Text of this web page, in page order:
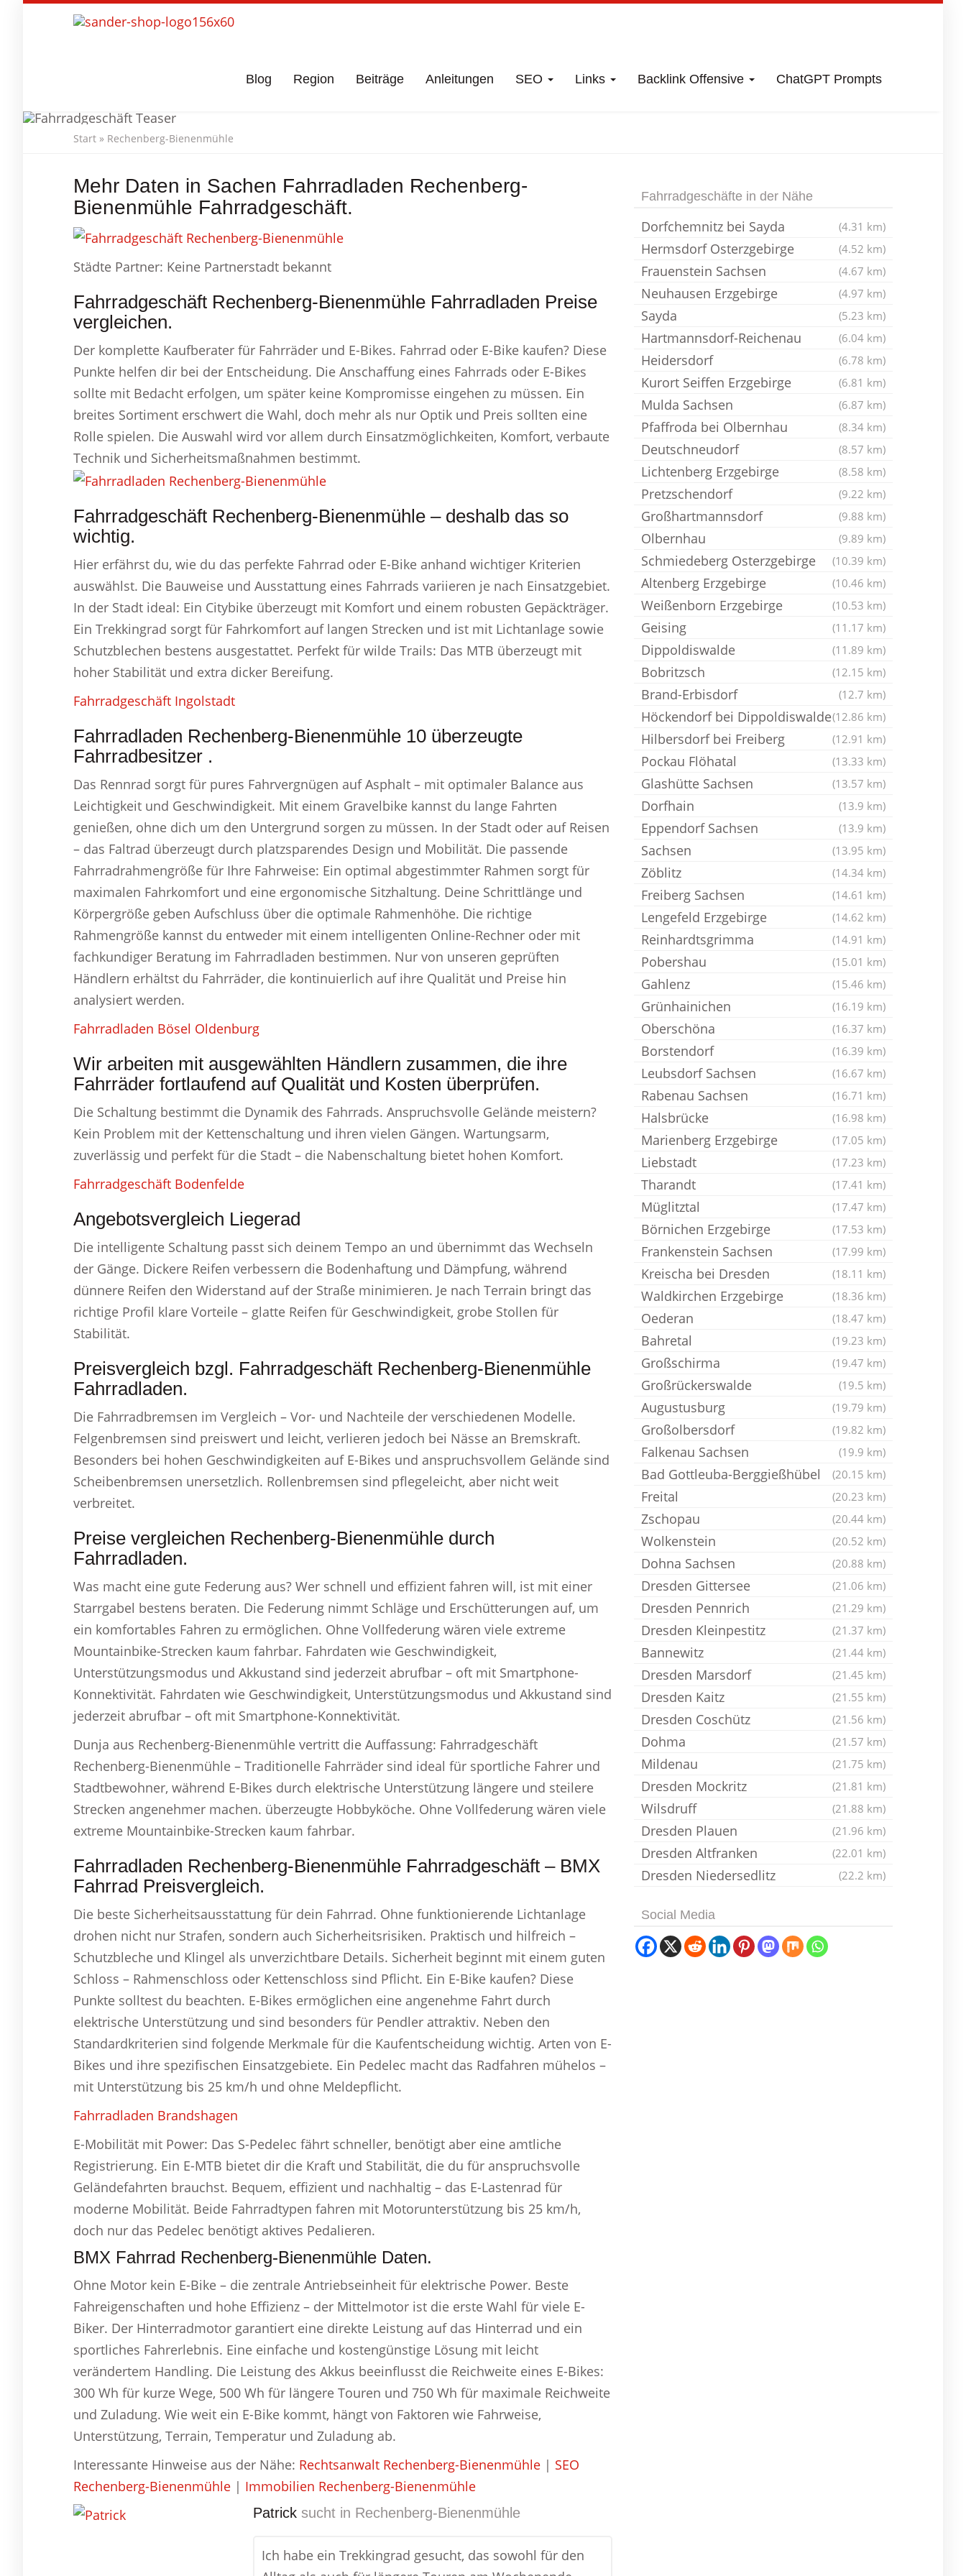
Blog Region Beiträge Anleitungen SEO Links Backlink Offensive ChatGPT Prompts
Fahrradladen
Start » Rechenberg-Bienenmühle
Mehr Daten in Sachen Fahrradladen Rechenberg-
Bienenmühle Fahrradgeschäft.
Städte Partner: Keine Partnerstadt bekannt
Fahrradgeschäft Rechenberg-Bienenmühle Fahrradladen Preise
vergleichen.
Der komplette Kaufberater für Fahrräder und E-Bikes. Fahrrad oder E-Bike kaufen? Diese
Punkte helfen dir bei der Entscheidung. Die Anschaffung eines Fahrrads oder E-Bikes
sollte mit Bedacht erfolgen, um später keine Kompromisse eingehen zu müssen. Ein
breites Sortiment erschwert die Wahl, doch mehr als nur Optik und Preis sollten eine
Rolle spielen. Die Auswahl wird vor allem durch Einsatzmöglichkeiten, Komfort, verbaute
Technik und Sicherheitsmaßnahmen bestimmt.
Fahrradgeschäft Rechenberg-Bienenmühle – deshalb das so
wichtig.
Hier erfährst du, wie du das perfekte Fahrrad oder E-Bike anhand wichtiger Kriterien
auswählst. Die Bauweise und Ausstattung eines Fahrrads variieren je nach Einsatzgebiet.
In der Stadt ideal: Ein Citybike überzeugt mit Komfort und einem robusten Gepäckträger.
Ein Trekkingrad sorgt für Fahrkomfort auf langen Strecken und ist mit Lichtanlage sowie
Schutzblechen bestens ausgestattet. Perfekt für wilde Trails: Das MTB überzeugt mit
hoher Stabilität und extra dicker Bereifung.
Fahrradgeschäft Ingolstadt
Fahrradladen Rechenberg-Bienenmühle 10 überzeugte
Fahrradbesitzer .
Das Rennrad sorgt für pures Fahrvergnügen auf Asphalt – mit optimaler Balance aus
Leichtigkeit und Geschwindigkeit. Mit einem Gravelbike kannst du lange Fahrten
genießen, ohne dich um den Untergrund sorgen zu müssen. In der Stadt oder auf Reisen
– das Faltrad überzeugt durch platzsparendes Design und Mobilität. Die passende
Fahrradrahmengröße für Ihre Fahrweise: Ein optimal abgestimmter Rahmen sorgt für
maximalen Fahrkomfort und eine ergonomische Sitzhaltung. Deine Schrittlänge und
Körpergröße geben Aufschluss über die optimale Rahmenhöhe. Die richtige
Rahmengröße kannst du entweder mit einem intelligenten Online-Rechner oder mit
fachkundiger Beratung im Fahrradladen bestimmen. Nur von unseren geprüften
Händlern erhältst du Fahrräder, die kontinuierlich auf ihre Qualität und Preise hin
analysiert werden.
Fahrradladen Bösel Oldenburg
Wir arbeiten mit ausgewählten Händlern zusammen, die ihre
Fahrräder fortlaufend auf Qualität und Kosten überprüfen.
Die Schaltung bestimmt die Dynamik des Fahrrads. Anspruchsvolle Gelände meistern?
Kein Problem mit der Kettenschaltung und ihren vielen Gängen. Wartungsarm,
zuverlässig und perfekt für die Stadt – die Nabenschaltung bietet hohen Komfort.
Fahrradgeschäft Bodenfelde
Angebotsvergleich Liegerad
Die intelligente Schaltung passt sich deinem Tempo an und übernimmt das Wechseln
der Gänge. Dickere Reifen verbessern die Bodenhaftung und Dämpfung, während
dünnere Reifen den Widerstand auf der Straße minimieren. Je nach Terrain bringt das
richtige Profil klare Vorteile – glatte Reifen für Geschwindigkeit, grobe Stollen für
Stabilität.
Preisvergleich bzgl. Fahrradgeschäft Rechenberg-Bienenmühle
Fahrradladen.
Die Fahrradbremsen im Vergleich – Vor- und Nachteile der verschiedenen Modelle.
Felgenbremsen sind preiswert und leicht, verlieren jedoch bei Nässe an Bremskraft.
Besonders bei hohen Geschwindigkeiten auf E-Bikes und anspruchsvollem Gelände sind
Scheibenbremsen unersetzlich. Rollenbremsen sind pflegeleicht, aber nicht weit
verbreitet.
Preise vergleichen Rechenberg-Bienenmühle durch
Fahrradladen.
Was macht eine gute Federung aus? Wer schnell und effizient fahren will, ist mit einer
Starrgabel bestens beraten. Die Federung nimmt Schläge und Erschütterungen auf, um
ein komfortables Fahren zu ermöglichen. Ohne Vollfederung wären viele extreme
Mountainbike-Strecken kaum fahrbar. Fahrdaten wie Geschwindigkeit,
Unterstützungsmodus und Akkustand sind jederzeit abrufbar – oft mit Smartphone-
Konnektivität. Fahrdaten wie Geschwindigkeit, Unterstützungsmodus und Akkustand sind
jederzeit abrufbar – oft mit Smartphone-Konnektivität.
Dunja aus Rechenberg-Bienenmühle vertritt die Auffassung: Fahrradgeschäft
Rechenberg-Bienenmühle – Traditionelle Fahrräder sind ideal für sportliche Fahrer und
Stadtbewohner, während E-Bikes durch elektrische Unterstützung längere und steilere
Strecken angenehmer machen. überzeugte Hobbyköche. Ohne Vollfederung wären viele
extreme Mountainbike-Strecken kaum fahrbar.
Fahrradladen Rechenberg-Bienenmühle Fahrradgeschäft – BMX
Fahrrad Preisvergleich.
Die beste Sicherheitsausstattung für dein Fahrrad. Ohne funktionierende Lichtanlage
drohen nicht nur Strafen, sondern auch Sicherheitsrisiken. Praktisch und hilfreich –
Schutzbleche und Klingel als unverzichtbare Details. Sicherheit beginnt mit einem guten
Schloss – Rahmenschloss oder Kettenschloss sind Pflicht. Ein E-Bike kaufen? Diese
Punkte solltest du beachten. E-Bikes ermöglichen eine angenehme Fahrt durch
elektrische Unterstützung und sind besonders für Pendler attraktiv. Neben den
Standardkriterien sind folgende Merkmale für die Kaufentscheidung wichtig. Arten von E-
Bikes und ihre spezifischen Einsatzgebiete. Ein Pedelec macht das Radfahren mühelos –
mit Unterstützung bis 25 km/h und ohne Meldepflicht.
Fahrradladen Brandshagen
E-Mobilität mit Power: Das S-Pedelec fährt schneller, benötigt aber eine amtliche
Registrierung. Ein E-MTB bietet dir die Kraft und Stabilität, die du für anspruchsvolle
Geländefahrten brauchst. Bequem, effizient und nachhaltig – das E-Lastenrad für
moderne Mobilität. Beide Fahrradtypen fahren mit Motorunterstützung bis 25 km/h,
doch nur das Pedelec benötigt aktives Pedalieren.
BMX Fahrrad Rechenberg-Bienenmühle Daten.
Ohne Motor kein E-Bike – die zentrale Antriebseinheit für elektrische Power. Beste
Fahreigenschaften und hohe Effizienz – der Mittelmotor ist die erste Wahl für viele E-
Biker. Der Hinterradmotor garantiert eine direkte Leistung auf das Hinterrad und ein
sportliches Fahrerlebnis. Eine einfache und kostengünstige Lösung mit leicht
verändertem Handling. Die Leistung des Akkus beeinflusst die Reichweite eines E-Bikes:
300 Wh für kurze Wege, 500 Wh für längere Touren und 750 Wh für maximale Reichweite
und Zuladung. Wie weit ein E-Bike kommt, hängt von Faktoren wie Fahrweise,
Unterstützung, Terrain, Temperatur und Zuladung ab.
Interessante Hinweise aus der Nähe: Rechtsanwalt Rechenberg-Bienenmühle | SEO
Rechenberg-Bienenmühle | Immobilien Rechenberg-Bienenmühle
Patrick sucht in Rechenberg-Bienenmühle
Ich habe ein Trekkingrad gesucht, das sowohl für den
Fahrradgeschäfte in der Nähe
Dorfchemnitz bei Sayda (4.31 km)
Hermsdorf Osterzgebirge (4.52 km)
Frauenstein Sachsen (4.67 km)
Neuhausen Erzgebirge (4.97 km)
Sayda (5.23 km)
Hartmannsdorf-Reichenau (6.04 km)
Heidersdorf (6.78 km)
Kurort Seiffen Erzgebirge (6.81 km)
Mulda Sachsen (6.87 km)
Pfaffroda bei Olbernhau (8.34 km)
Deutschneudorf (8.57 km)
Lichtenberg Erzgebirge (8.58 km)
Pretzschendorf (9.22 km)
Großhartmannsdorf (9.88 km)
Olbernhau (9.89 km)
Schmiedeberg Osterzgebirge (10.39 km)
Altenberg Erzgebirge (10.46 km)
Weißenborn Erzgebirge (10.53 km)
Geising (11.17 km)
Dippoldiswalde (11.89 km)
Bobritzsch (12.15 km)
Brand-Erbisdorf (12.7 km)
Höckendorf bei Dippoldiswalde(12.86 km)
Hilbersdorf bei Freiberg (12.91 km)
Pockau Flöhatal (13.33 km)
Glashütte Sachsen (13.57 km)
Dorfhain (13.9 km)
Eppendorf Sachsen (13.9 km)
Sachsen (13.95 km)
Zöblitz (14.34 km)
Freiberg Sachsen (14.61 km)
Lengefeld Erzgebirge (14.62 km)
Reinhardtsgrimma (14.91 km)
Pobershau (15.01 km)
Gahlenz (15.46 km)
Grünhainichen (16.19 km)
Oberschöna (16.37 km)
Borstendorf (16.39 km)
Leubsdorf Sachsen (16.67 km)
Rabenau Sachsen (16.71 km)
Halsbrücke (16.98 km)
Marienberg Erzgebirge (17.05 km)
Liebstadt (17.23 km)
Tharandt (17.41 km)
Müglitztal (17.47 km)
Börnichen Erzgebirge (17.53 km)
Frankenstein Sachsen (17.99 km)
Kreischa bei Dresden (18.11 km)
Waldkirchen Erzgebirge (18.36 km)
Oederan (18.47 km)
Bahretal (19.23 km)
Großschirma (19.47 km)
Großrückerswalde (19.5 km)
Augustusburg (19.79 km)
Großolbersdorf (19.82 km)
Falkenau Sachsen (19.9 km)
Bad Gottleuba-Berggießhübel (20.15 km)
Freital (20.23 km)
Zschopau (20.44 km)
Wolkenstein (20.52 km)
Dohna Sachsen (20.88 km)
Dresden Gittersee (21.06 km)
Dresden Pennrich (21.29 km)
Dresden Kleinpestitz (21.37 km)
Bannewitz (21.44 km)
Dresden Marsdorf (21.45 km)
Dresden Kaitz (21.55 km)
Dresden Coschütz (21.56 km)
Dohma (21.57 km)
Mildenau (21.75 km)
Dresden Mockritz (21.81 km)
Wilsdruff (21.88 km)
Dresden Plauen (21.96 km)
Dresden Altfranken (22.01 km)
Dresden Niedersedlitz (22.2 km)
Social Media